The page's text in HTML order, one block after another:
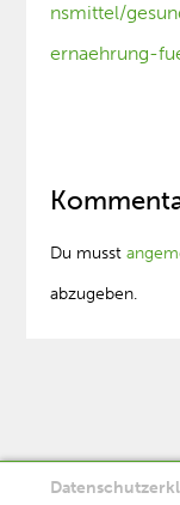
nsmittel/
ernaehrung-
Du musst
abzugeben.